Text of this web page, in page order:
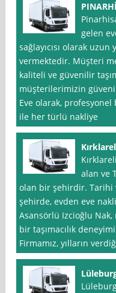
gelen
sağlayıcısı olarak
vermektedir. Müşteri
kaliteli ve güvenilir
müşterilerimizin
Eve olarak,
ile her türlü nakliye
alan ve
olan bir şehirdir. Tarihi
şehirde, evden eve
Asansörlü Izcioğlu
bir taşımacılık
Firmamız, yılların